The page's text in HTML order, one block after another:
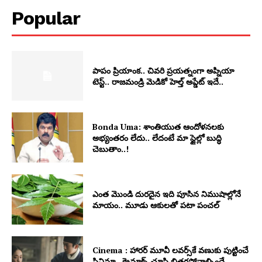
Popular
పాపం ప్రియాంక.. చివరి ప్రయత్నంగా అప్నియా
టెస్ట్.. రాజమండ్రి మెడికో హెల్త్ అప్డేట్ ఇదే..
Bonda Uma: శాంతియుత ఆందోళనలకు
అభ్యంతరం లేదు.. లేదంటే మా స్టైల్లో బుద్ధి
చెబుతాం..!
ఎంత మొండి దురదైన ఇది పూసిన నిముషాల్లోనే
మాయం.. మూడు ఆకులతో పటా పంచల్
Cinema : హారర్ మూవీ లవర్స్‏కే వణుకు పుట్టించే